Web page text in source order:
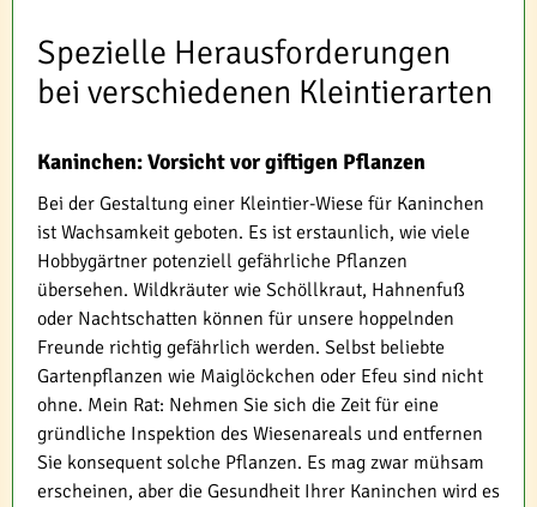
Spezielle Herausforderungen
bei verschiedenen Kleintierarten
Kaninchen: Vorsicht vor giftigen Pflanzen
Bei der Gestaltung einer Kleintier-Wiese für Kaninchen
ist Wachsamkeit geboten. Es ist erstaunlich, wie viele
Hobbygärtner potenziell gefährliche Pflanzen
übersehen. Wildkräuter wie Schöllkraut, Hahnenfuß
oder Nachtschatten können für unsere hoppelnden
Freunde richtig gefährlich werden. Selbst beliebte
Gartenpflanzen wie Maiglöckchen oder Efeu sind nicht
ohne. Mein Rat: Nehmen Sie sich die Zeit für eine
gründliche Inspektion des Wiesenareals und entfernen
Sie konsequent solche Pflanzen. Es mag zwar mühsam
erscheinen, aber die Gesundheit Ihrer Kaninchen wird es